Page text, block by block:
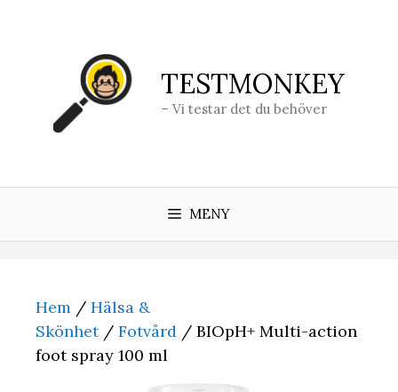
TESTMONKEY
– Vi testar det du behöver
MENY
Hem / Hälsa &
Skönhet/ Fotvård / BIOpH+ Multi-action
foot spray 100 ml